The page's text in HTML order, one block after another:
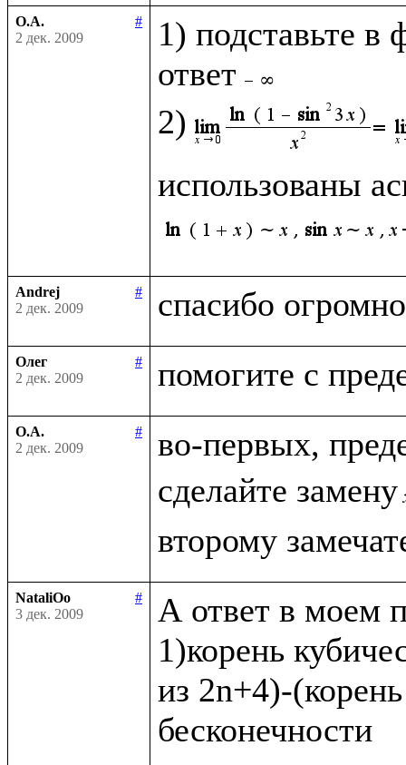
О.А.
#
2 дек. 2009
1) подставьте в
ответ
2)
использованы
Andrej
#
2 дек. 2009
Олег
#
2 дек. 2009
О.А.
#
2 дек. 2009
во-первых,
сделайте замену
NataliOo
#
3 дек. 2009
А ответ в моем
1)корень
из 2n+4)-